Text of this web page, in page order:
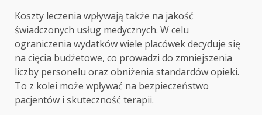
Koszty leczenia wpływają także na jakość
świadczonych usług medycznych. W celu
ograniczenia wydatków wiele placówek decyduje się
na cięcia budżetowe, co prowadzi do zmniejszenia
liczby personelu oraz obniżenia standardów opieki.
To z kolei może wpływać na bezpieczeństwo
pacjentów i skuteczność terapii.